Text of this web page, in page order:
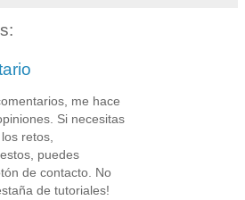
me hace
Si necesitas
retos,
puedes
de contacto. No
de tutoriales!